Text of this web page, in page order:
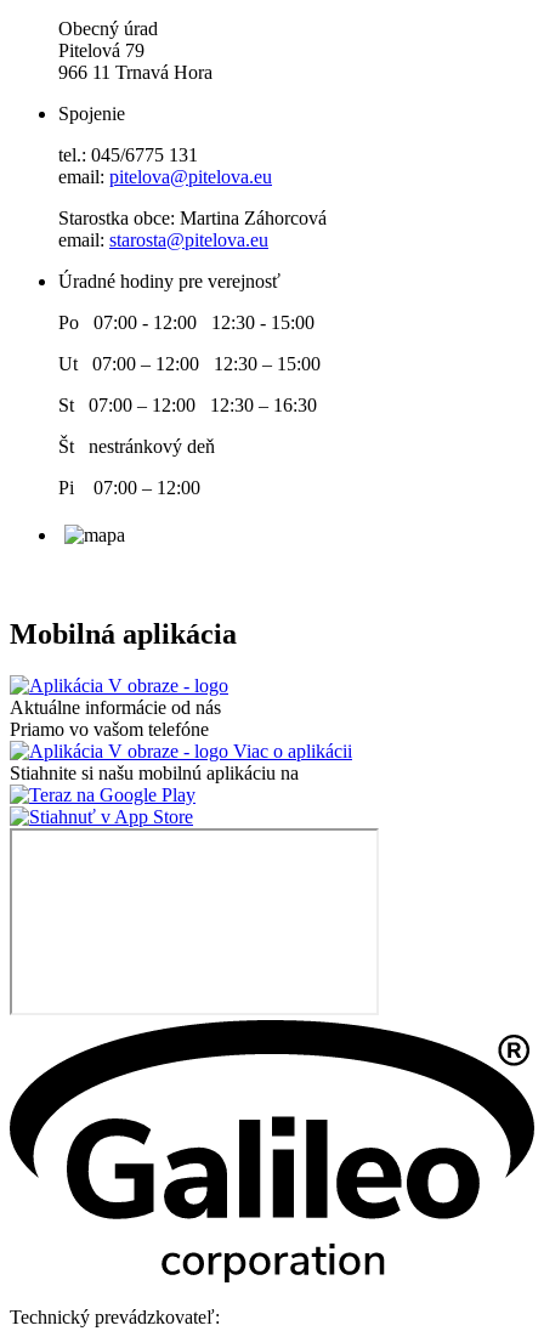
Obecný úrad
Pitelová 79
966 11 Trnavá Hora
Spojenie
tel.: 045/6775 131
email: pitelova@pitelova.eu
Starostka obce: Martina Záhorcová
email: starosta@pitelova.eu
Úradné hodiny pre verejnosť
Po 07:00 - 12:00 12:30 - 15:00
Ut 07:00 – 12:00 12:30 – 15:00
St 07:00 – 12:00 12:30 – 16:30
Št nestránkový deň
Pi 07:00 – 12:00
Mobilná aplikácia
Aktuálne informácie od nás
Priamo vo vašom telefóne
Viac o aplikácii
Stiahnite si našu mobilnú aplikáciu na
Technický prevádzkovateľ: